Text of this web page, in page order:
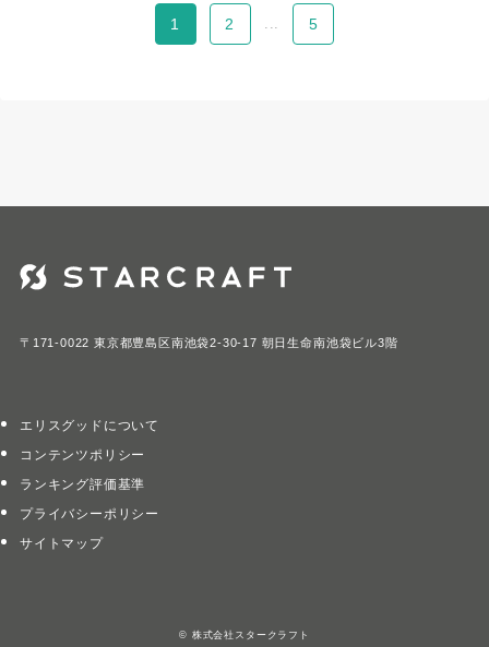
1 2 5
〒171-0022 東京都豊島区南池袋2-30-17 朝日生命南池袋ビル3階
エリスグッドについて
コンテンツポリシー
ランキング評価基準
プライバシーポリシー
サイトマップ
© 株式会社スタークラフト